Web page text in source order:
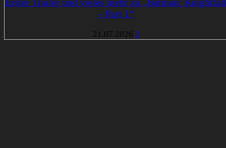
– Part 1“
21.07.2026 3